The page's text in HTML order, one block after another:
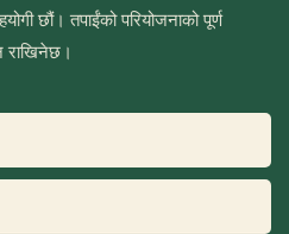
छौं। तपाईंको परियोजनाको पूर्ण
राखिनेछ।